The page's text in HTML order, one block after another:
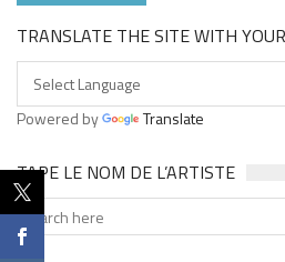
TRANSLATE THE SITE WITH
Powered by Translate
TAPE LE NOM DE L’ARTISTE